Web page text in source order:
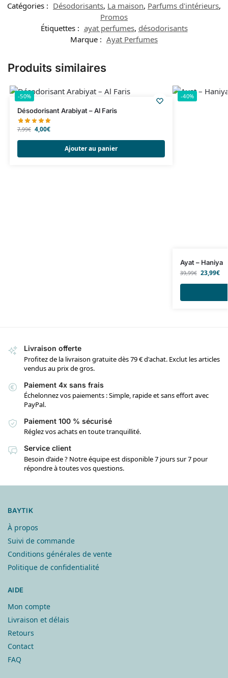
Catégories : Désodorisants, La maison, Parfums d'intérieurs,
Promos
Étiquettes : ayat perfumes, désodorisants
Marque : Ayat Perfumes
Produits similaires
-50%
Désodorisant Arabiyat – Al Faris
7,99€ 4,00€
Ajouter au panier
-40%
Ayat – Haniya
39,99€ 23,99€
Livraison offerte
Profitez de la livraison gratuite dès 79 € d'achat. Exclut les articles
vendus au prix de gros.
Paiement 4x sans frais
Échelonnez vos paiements : Simple, rapide et sans effort avec
PayPal.
Paiement 100 % sécurisé
Réglez vos achats en toute tranquillité.
Service client
Besoin d’aide ? Notre équipe est disponible 7 jours sur 7 pour
répondre à toutes vos questions.
BAYTIK
À propos
Suivi de commande
Conditions générales de vente
Politique de confidentialité
AIDE
Mon compte
Livraison et délais
Retours
Contact
FAQ